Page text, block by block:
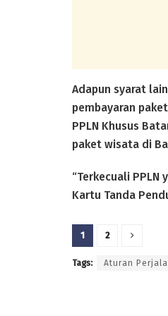
Adapun syarat
pembayaran
PPLN Khusus
paket wisata di
“Terkecuali
Kartu Tanda
1 2
Tags: Aturan